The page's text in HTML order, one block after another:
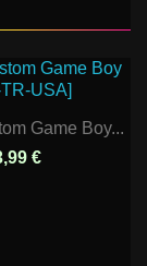
Game Boy...
€